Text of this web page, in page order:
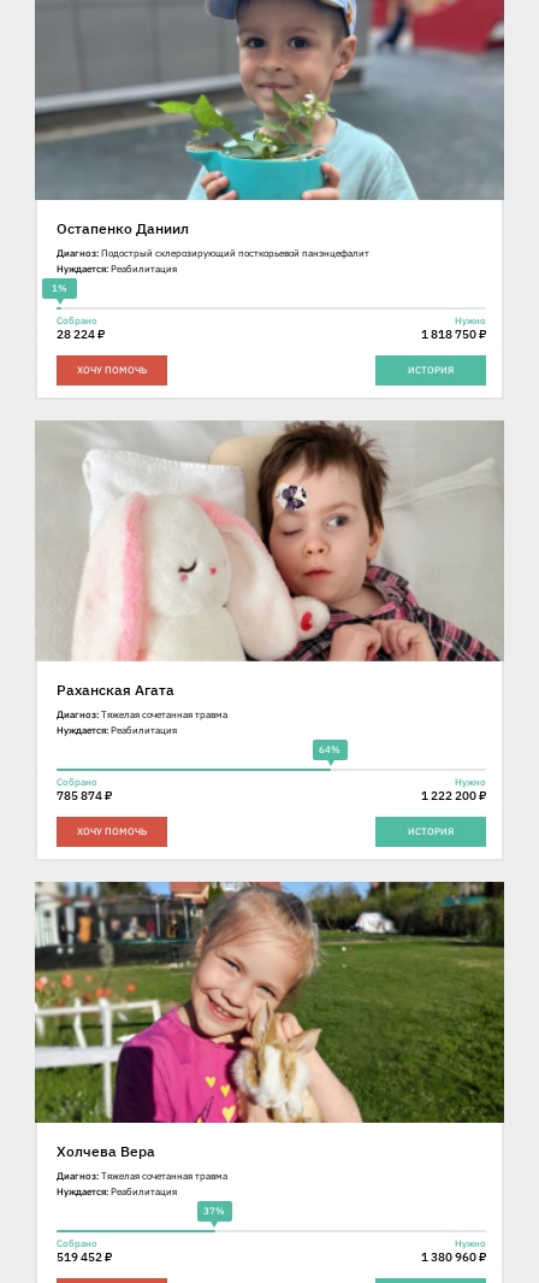
Остапенко Даниил
Диагноз: Подострый склерозирующий посткорьевой панэнцефалит
Нуждается: Реабилитация
1%
Собрано
28 224 ₽
Нужно
1 818 750 ₽
ХОЧУ ПОМОЧЬ ИСТОРИЯ
Раханская Агата
Диагноз: Тяжелая сочетанная травма
Нуждается: Реабилитация
64%
Собрано
785 874 ₽
Нужно
1 222 200 ₽
ХОЧУ ПОМОЧЬ ИСТОРИЯ
Холчева Вера
Диагноз: Тяжелая сочетанная травма
Нуждается: Реабилитация
37%
Собрано
519 452 ₽
Нужно
1 380 960 ₽